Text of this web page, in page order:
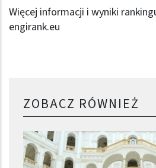
Więcej informacji i wyniki
engirank.eu
ZOBACZ RÓWNIEŻ